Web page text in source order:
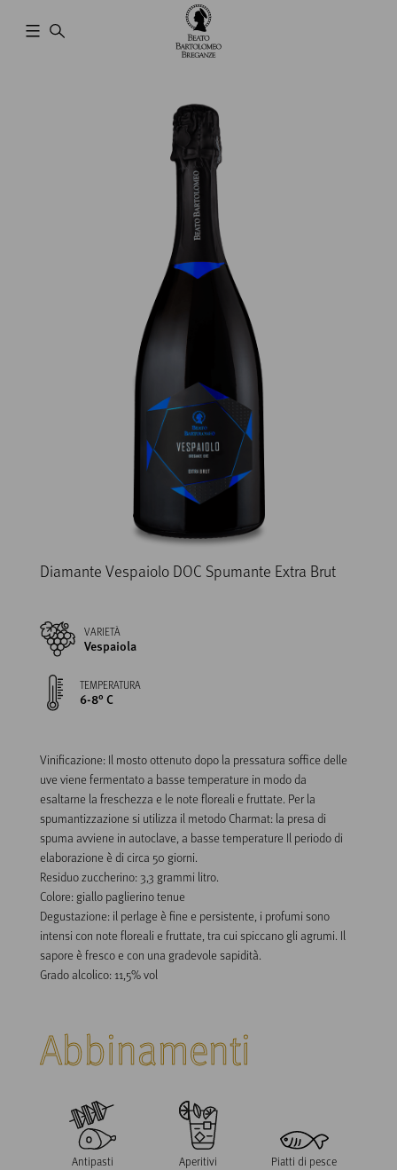
Bartolomeo
Breganze
Diamante Vespaiolo DOC Spumante Extra Brut
VARIETÀ
Vespaiola
TEMPERATURA
6-8° C
Vinificazione: Il mosto ottenuto dopo la pressatura soffice delle
uve viene fermentato a basse temperature in modo da
esaltarne la freschezza e le note floreali e fruttate. Per la
spumantizzazione si utilizza il metodo Charmat: la presa di
spuma avviene in autoclave, a basse temperature Il periodo di
elaborazione è di circa 50 giorni.
Residuo zuccherino: 3,3 grammi litro.
Colore: giallo paglierino tenue
Degustazione: il perlage è fine e persistente, i profumi sono
intensi con note floreali e fruttate, tra cui spiccano gli agrumi. Il
sapore è fresco e con una gradevole sapidità.
Grado alcolico: 11,5% vol
Abbinamenti
Antipasti Aperitivi Piatti di pesce